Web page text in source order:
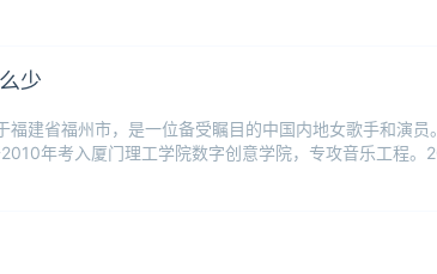
少
福建省福州市，是一位备受瞩目的中国内地女歌手和演员
年考入厦门理工学院数字创意学院，专攻音乐工程。